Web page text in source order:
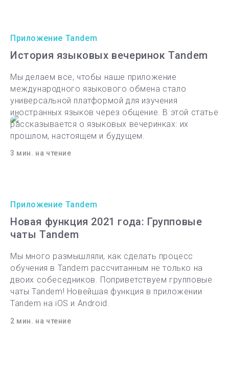
Приложение Tandem
История языковых вечеринок Tandem
Мы делаем все, чтобы наше приложение
международного языкового обмена стало
универсальной платформой для изучения
иностранных языков через общение. В этой статье
рассказывается о языковых вечеринках: их
прошлом, настоящем и будущем.
3 мин. на чтение
Приложение Tandem
Новая функция 2021 года: Групповые
чаты Tandem
Мы много размышляли, как сделать процесс
обучения в Tandem рассчитанным не только на
двоих собеседников. Поприветствуем групповые
чаты Tandem! Новейшая функция в приложении
Tandem на iOS и Android.
2 мин. на чтение